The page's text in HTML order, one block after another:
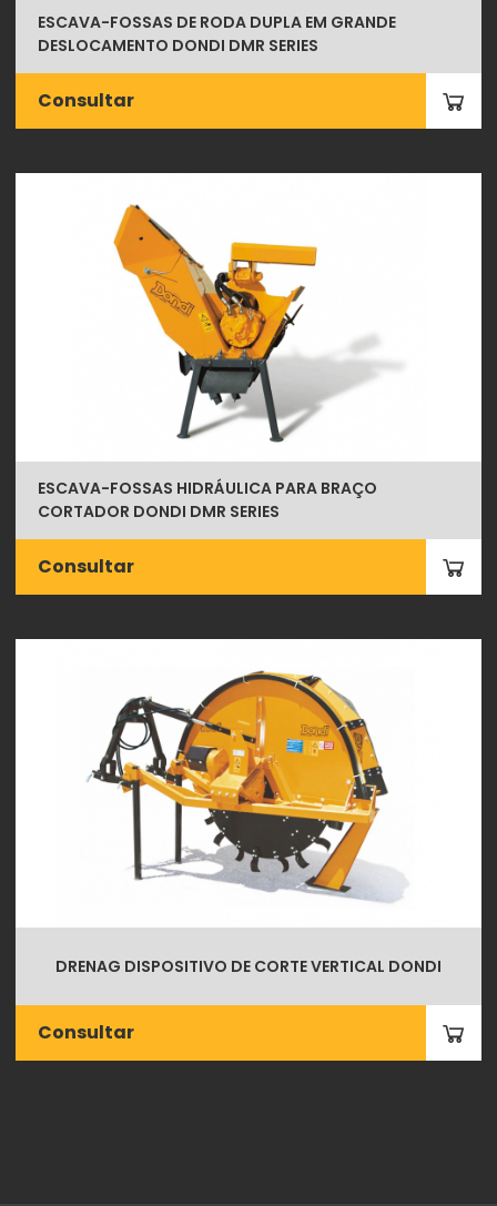
ESCAVA-FOSSAS DE RODA DUPLA EM GRANDE
DESLOCAMENTO DONDI DMR SERIES
Consultar
ESCAVA-FOSSAS HIDRÁULICA PARA BRAÇO
CORTADOR DONDI DMR SERIES
Consultar
DRENAG DISPOSITIVO DE CORTE VERTICAL DONDI
Consultar